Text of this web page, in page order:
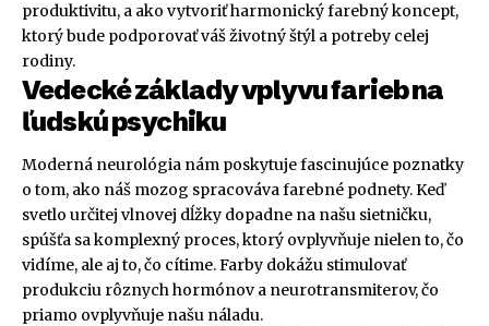
produktivitu, a ako vytvoriť harmonický farebný koncept,
ktorý bude podporovať váš životný štýl a potreby celej
rodiny.
Vedecké základy vplyvu farieb na
ľudskú psychiku
Moderná neurológia nám poskytuje fascinujúce poznatky
o tom, ako náš mozog spracováva farebné podnety. Keď
svetlo určitej vlnovej dĺžky dopadne na našu sietničku,
spúšťa sa komplexný proces, ktorý ovplyvňuje nielen to, čo
vidíme, ale aj to, čo cítime. Farby dokážu stimulovať
produkciu rôznych hormónov a neurotransmiterov, čo
priamo ovplyvňuje našu náladu.